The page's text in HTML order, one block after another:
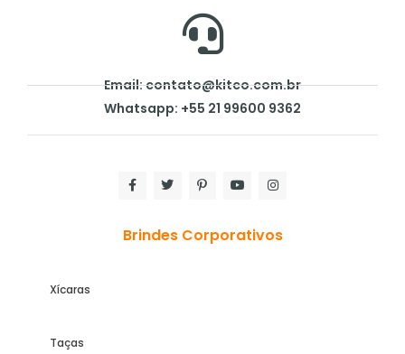
Email: contato@kitco.com.br
Whatsapp: +55 21 99600 9362
Brindes Corporativos
Xícaras
Taças